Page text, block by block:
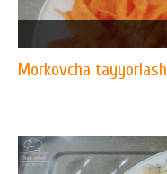
Morkovcha tayyorlash